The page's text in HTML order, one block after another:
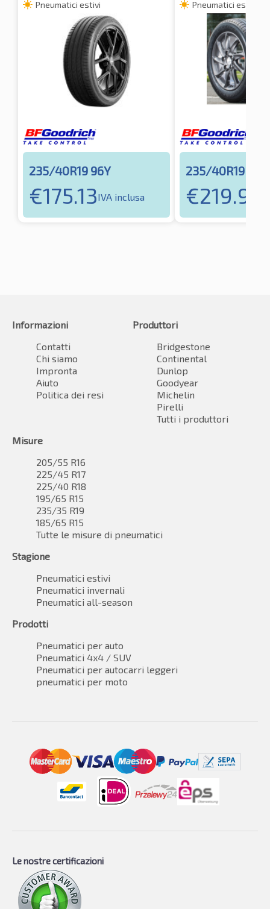
Pneumatici estivi
235/40R19 96Y
€175.13IVA inclusa
Pneumatici estivi
235/40R19 96Y
€219.92
Informazioni
Contatti
Chi siamo
Impronta
Aiuto
Politica dei resi
Produttori
Bridgestone
Continental
Dunlop
Goodyear
Michelin
Pirelli
Tutti i produttori
Misure
205/55 R16
225/45 R17
225/40 R18
195/65 R15
235/35 R19
185/65 R15
Tutte le misure di pneumatici
Stagione
Pneumatici estivi
Pneumatici invernali
Pneumatici all-season
Prodotti
Pneumatici per auto
Pneumatici 4x4 / SUV
Pneumatici per autocarri leggeri
pneumatici per moto
Le nostre certificazioni